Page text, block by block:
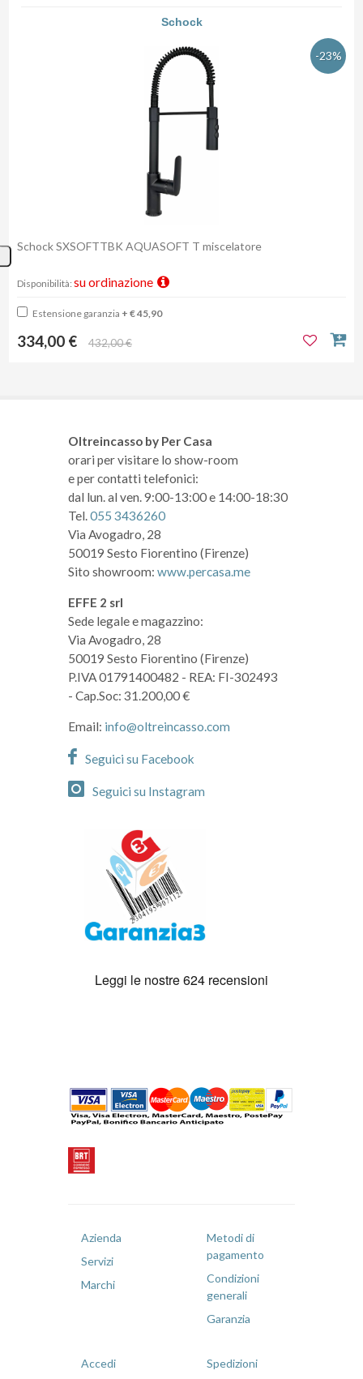
Schock
-23%
Schock SXSOFTTBK AQUASOFT T miscelatore
Disponibilità: su ordinazione
Estensione garanzia + € 45,90
334,00 € 432,00 €
Oltreincasso by Per Casa
orari per visitare lo show-room
e per contatti telefonici:
dal lun. al ven. 9:00-13:00 e 14:00-18:30
Tel.055 3436260
Via Avogadro, 28
50019 Sesto Fiorentino (Firenze)
Sito showroom: www.percasa.me
EFFE 2 srl
Sede legale e magazzino:
Via Avogadro, 28
50019 Sesto Fiorentino (Firenze)
P.IVA 01791400482 - REA: FI-302493
- Cap.Soc: 31.200,00 €
Email: info@oltreincasso.com
Seguici su Facebook
Seguici su Instagram
Azienda
Servizi
Marchi
Metodi di
pagamento
Condizioni
generali
Garanzia
Accedi Spedizioni